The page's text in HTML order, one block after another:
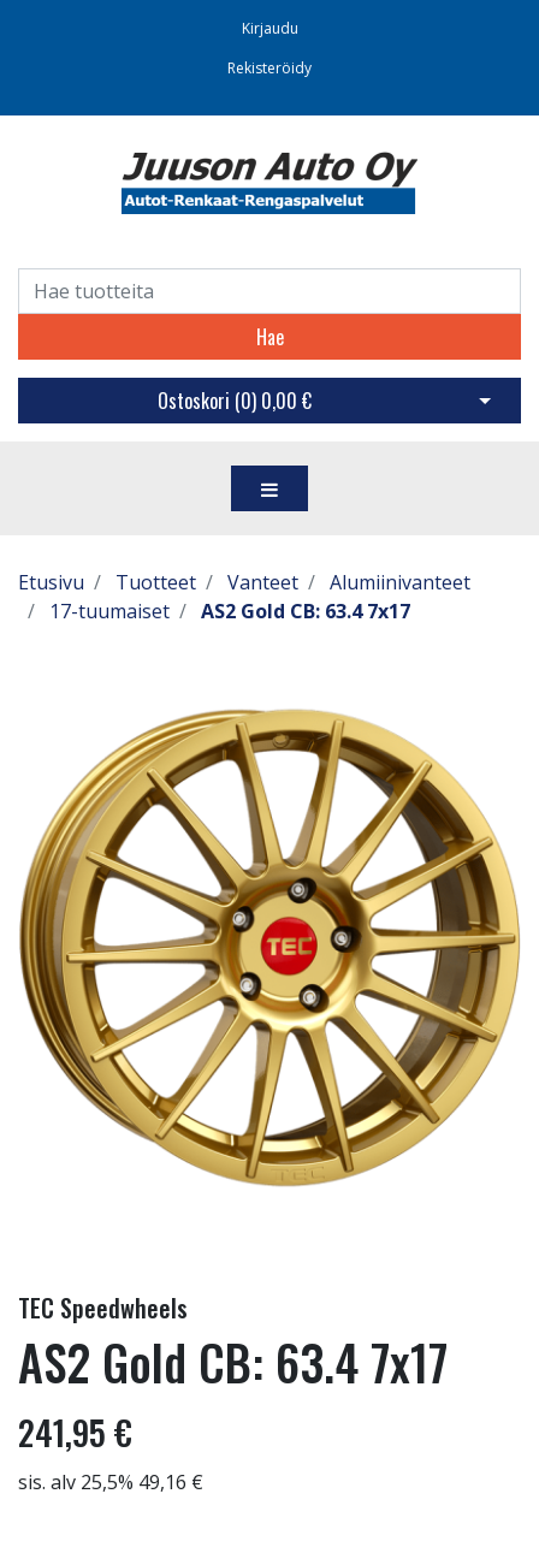
Kirjaudu
Rekisteröidy
Hae
Ostoskori (0) 0,00 € Avaa
Etusivu Tuotteet Vanteet
Alumiinivanteet
17-tuumaiset
AS2 Gold CB: 63.4 7x17
TEC Speedwheels
AS2 Gold CB: 63.4 7x17
241,95 €
sis. alv 25,5% 49,16 €